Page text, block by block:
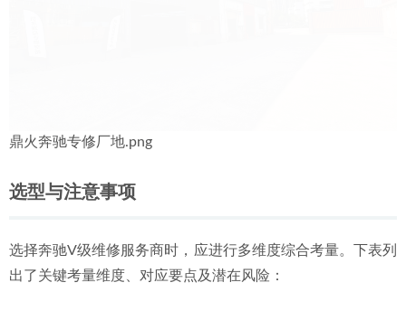
鼎火奔驰专修厂地.png
选型与注意事项
选择奔驰V级维修服务商时，应进行多维度综合考量。下表列
出了关键考量维度、对应要点及潜在风险：